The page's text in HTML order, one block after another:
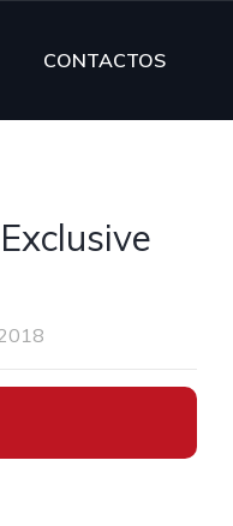
CONTACTOS